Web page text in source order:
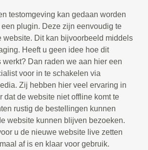
testomgeving kan gedaan worden
plugin. Deze zijn eenvoudig te
website. Dit kan bijvoorbeeld middels
Heeft u geen idee hoe dit
Dan raden we aan hier een
voor in te schakelen via
Zij hebben hier veel ervaring in
dat de website niet offline komt te
rustig de bestellingen kunnen
website kunnen blijven bezoeken.
u de nieuwe website live zetten
af is en klaar voor gebruik.